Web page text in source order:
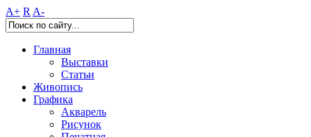
A+ R A-
Главная
Выставки
Статьи
Живопись
Графика
Акварель
Рисунок